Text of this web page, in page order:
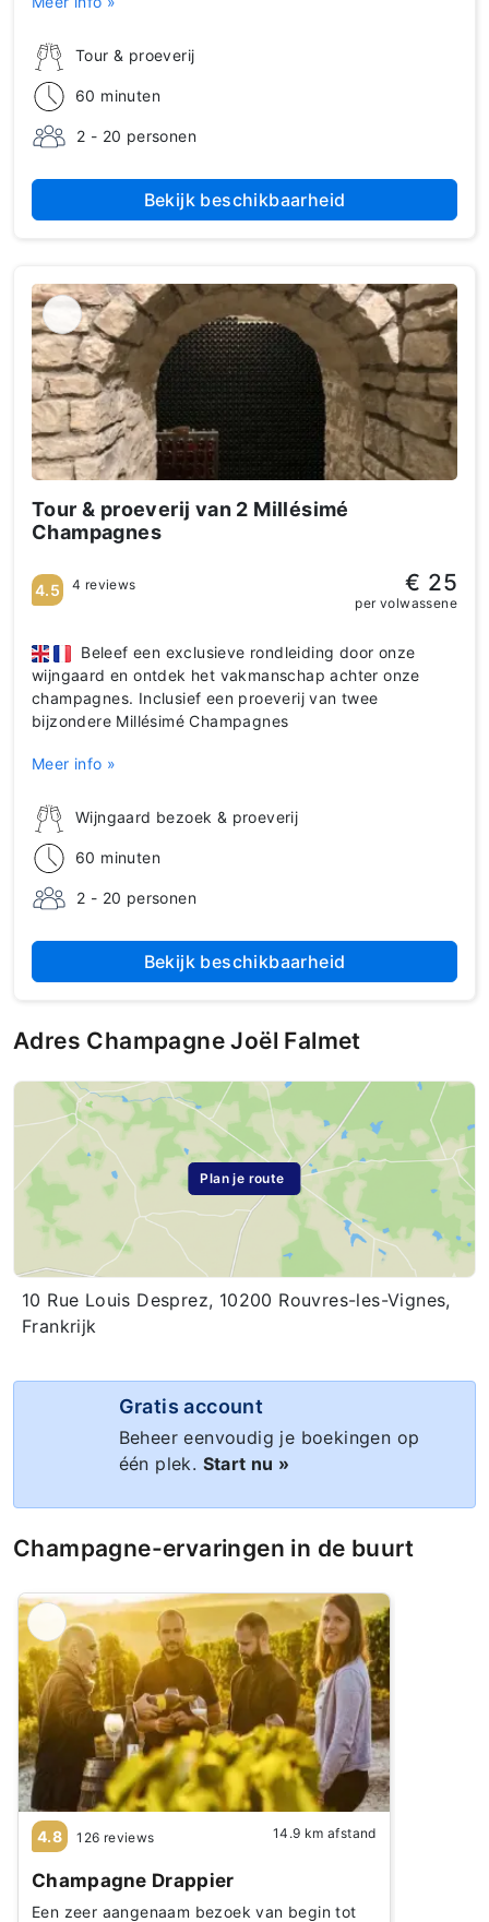
Tour & proeverij
60 minuten
2 - 20 personen
Bekijk beschikbaarheid
Tour & proeverij van 2 Millésimé
Champagnes
Wijngaard bezoek & proeverij
60 minuten
2 - 20 personen
Beleef een exclusieve rondleiding door onze
wijngaard en ontdek het vakmanschap achter onze
champagnes. Inclusief een proeverij van twee
bijzondere Millésimé Champagnes
Meer info »
4.5 4 reviews € 25
per volwassene
Bekijk beschikbaarheid
Adres Champagne Joël Falmet
Plan je route
10 Rue Louis Desprez, 10200 Rouvres-les-Vignes,
Frankrijk
Gratis account
Beheer eenvoudig je boekingen op
één plek. Start nu »
Champagne-ervaringen in de buurt
4.8 126 reviews 14.9 km afstand
Champagne Drappier
Een zeer aangenaam bezoek van begin tot